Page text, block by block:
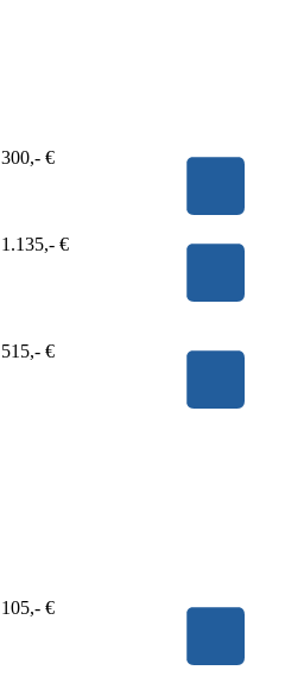
300,- €
1.135,- €
515,- €
105,- €